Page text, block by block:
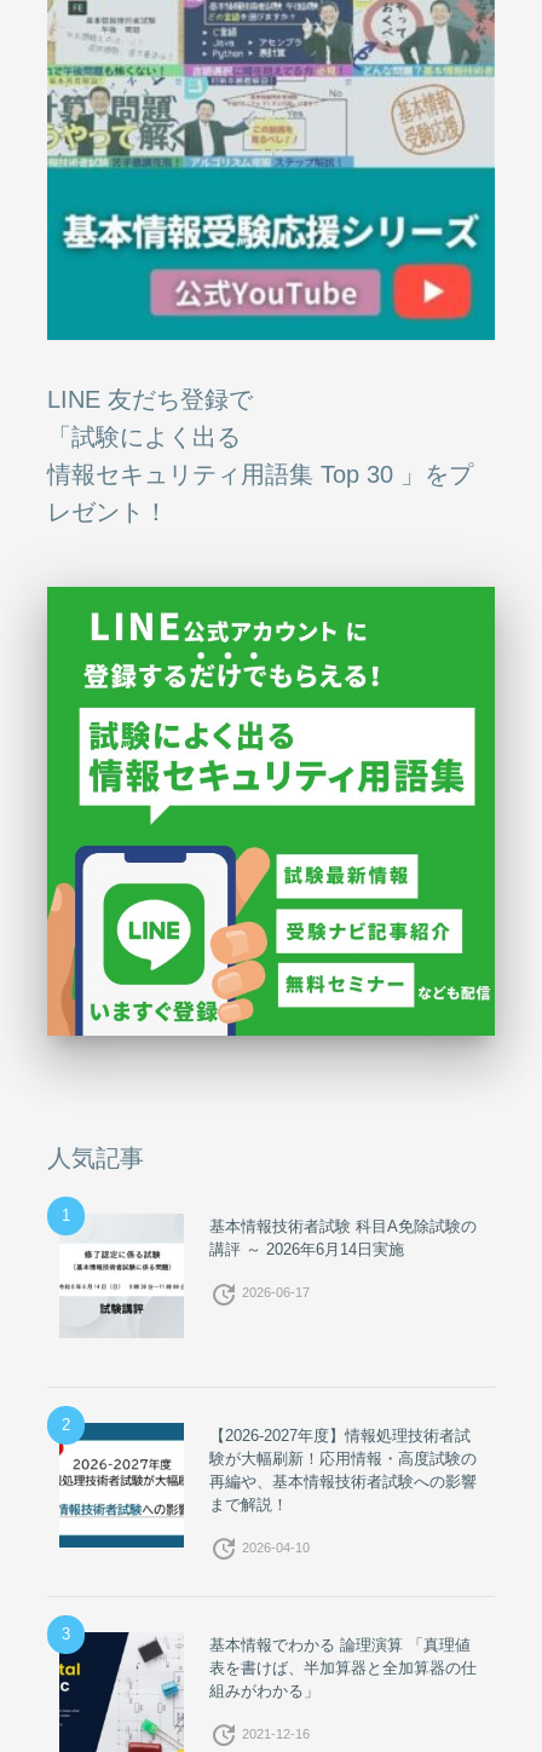
LINE 友だち登録で
「試験によく出る
情報セキュリティ用語集 Top 30 」をプ
レゼント！
人気記事
1
基本情報技術者試験 科目A免除試験の
講評 ～ 2026年6月14日実施
update 2026-06-17
2
【2026-2027年度】情報処理技術者試
験が大幅刷新！応用情報・高度試験の
再編や、基本情報技術者試験への影響
まで解説！
update 2026-04-10
3
基本情報でわかる 論理演算 「真理値
表を書けば、半加算器と全加算器の仕
組みがわかる」
update 2021-12-16